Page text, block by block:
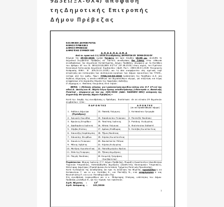
τηςΔημοτικής Επιτροπής
Δήμου Πρέβεζας